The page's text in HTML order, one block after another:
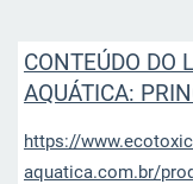
CONTEÚDO DO
AQUÁTICA:
https://
aquatica.com.br/